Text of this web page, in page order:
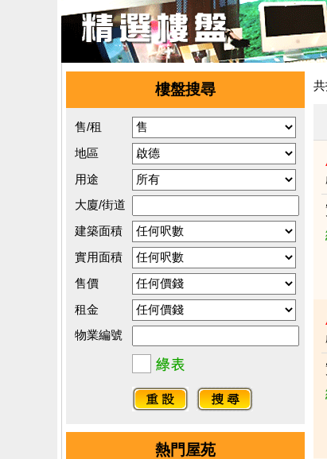
樓盤搜尋
售/租
地區
用途
大廈/街道
建築面積
實用面積
售價
租金
物業編號
熱門屋苑
共